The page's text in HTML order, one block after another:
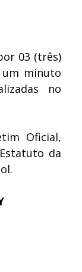
03 (três)
minuto
no
Oficial,
da